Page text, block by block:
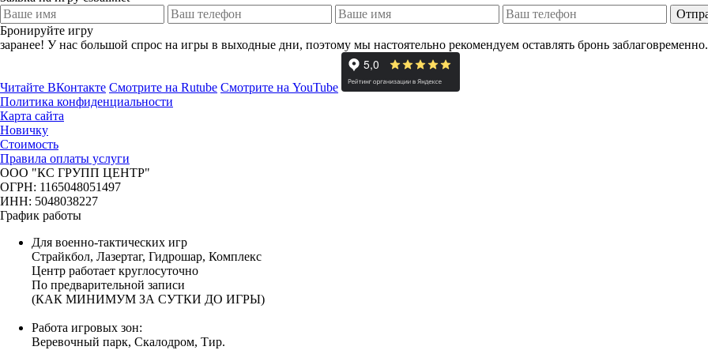
Бронируйте игру
заранее! У нас большой спрос на игры в выходные дни, поэтому мы настоятельно рекомендуем оставлять бронь заблаговременно.
Читайте ВКонтакте Смотрите на Rutube Смотрите на YouTube
Политика конфиденциальности
Карта сайта
Новичку
Стоимость
Правила оплаты услуги
ООО "КС ГРУПП ЦЕНТР"
ОГРН: 1165048051497
ИНН: 5048038227
График работы
Для военно-тактических игр
Страйкбол, Лазертаг, Гидрошар, Комплекс
Центр работает круглосуточно
По предварительной записи
(КАК МИНИМУМ ЗА СУТКИ ДО ИГРЫ)
Работа игровых зон:
Веревочный парк, Скалодром, Тир.